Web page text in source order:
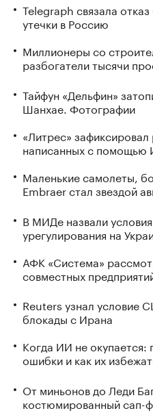
Telegraph связала
утечки в Россию
Миллионеры со
разбогатели тысячи
Тайфун «Дельфин»
Шанхае. Фотографии
«Литрес» зафиксировал
написанных с помощью
Маленькие самолеты,
Embraer стал звездой
В МИДе назвали
урегулирования на
АФК «Система»
совместных
Reuters узнал условие
блокады с Ирана
Когда ИИ не окупается:
ошибки и как их
От миньонов до Леди
костюмированный сап-